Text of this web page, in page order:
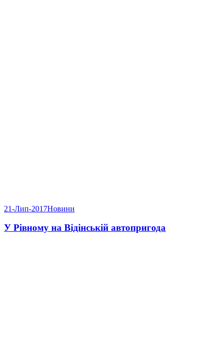
21-Лип-2017Новини
У Рівному на Відінській автопригода